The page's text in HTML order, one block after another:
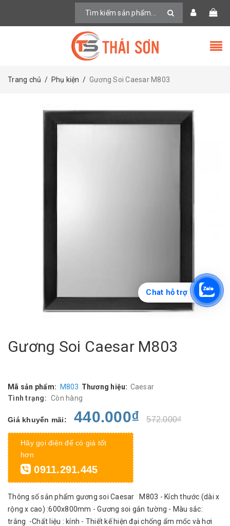
Trang chủ / Phụ kiện / Gương Soi Caesar M803
Gương Soi Caesar M803
Mã sản phẩm: M803 Thương hiệu: Caesar
Tình trạng: Còn hàng
Giá khuyến mãi: 440.000₫ 572.000₫
Hãy gọi điện để có giá tốt
hơn
0911.291.445
Thông số sản phẩm gương soi Caesar M803 - Kích thước (dài x
rộng x cao) :600x800mm - Gương soi gắn tường - Màu sắc:
trắng -Chất liệu : kính - Thiết kế hiện đại chống ẩm mốc và hơi
Chat hỗ trợ